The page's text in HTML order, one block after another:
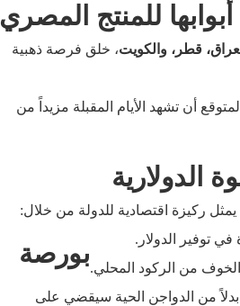
للمنتج المصري
قطر، والكويت، خلق فرصة ذهبية
أن تشهد الأيام المقبلة مزيداً من
الدولارية
ركيزة اقتصادية للدولة من خلال:
توفير الدولار.
من الركود المحلي.
بدلاً من الدواجن الحية سيقضي على
بورصة